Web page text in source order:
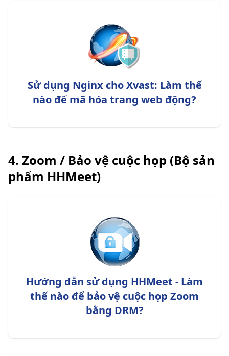
Sử dụng Nginx cho Xvast: Làm thế
nào để mã hóa trang web động?
4. Zoom / Bảo vệ cuộc họp (Bộ sản
phẩm HHMeet)
Hướng dẫn sử dụng HHMeet - Làm
thế nào để bảo vệ cuộc họp Zoom
bằng DRM?